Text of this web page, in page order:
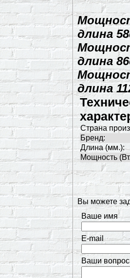
длина
длина
длина
Страна
Бренд:
Длина (мм.):
Мощность
Вы можете
Ваше имя
E-mail
Ваши